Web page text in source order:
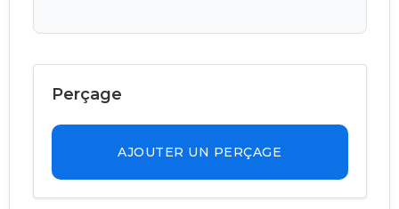
Perçage
AJOUTER UN PERÇAGE